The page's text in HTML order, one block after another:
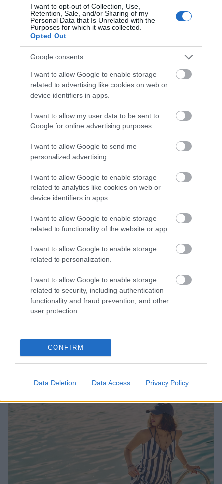
I want to opt-out of Collection, Use,
Retention, Sale, and/or Sharing of my
Personal Data that Is Unrelated with the
Purposes for which it was collected.
Opted Out
Google consents
I want to allow Google to enable storage
related to advertising like cookies on web or
device identifiers in apps.
I want to allow my user data to be sent to
Google for online advertising purposes.
I want to allow Google to send me
personalized advertising.
I want to allow Google to enable storage
related to analytics like cookies on web or
device identifiers in apps.
I want to allow Google to enable storage
related to functionality of the website or app.
I want to allow Google to enable storage
related to personalization.
I want to allow Google to enable storage
related to security, including authentication
functionality and fraud prevention, and other
user protection.
CONFIRM
Data Deletion Data Access Privacy Policy
A Primark új kollekciójában 100%-ban pamutból készült
darabokat is találsz
A hatalmas választék mindenki számára elérhető és
kiegészítők túlmutatnak a trendeken, így a
minőségnek és a stílusnak köszönhetően hosszú
éveken keresztül lehetnek a gardróbszekrény
kulcsdarabjai.
A nyári kollekció már elérhető azüzletben
A galériára kattintva még több hangulatos és
stílusos összeállítást találsz, amely garantáltan jól
Galéria